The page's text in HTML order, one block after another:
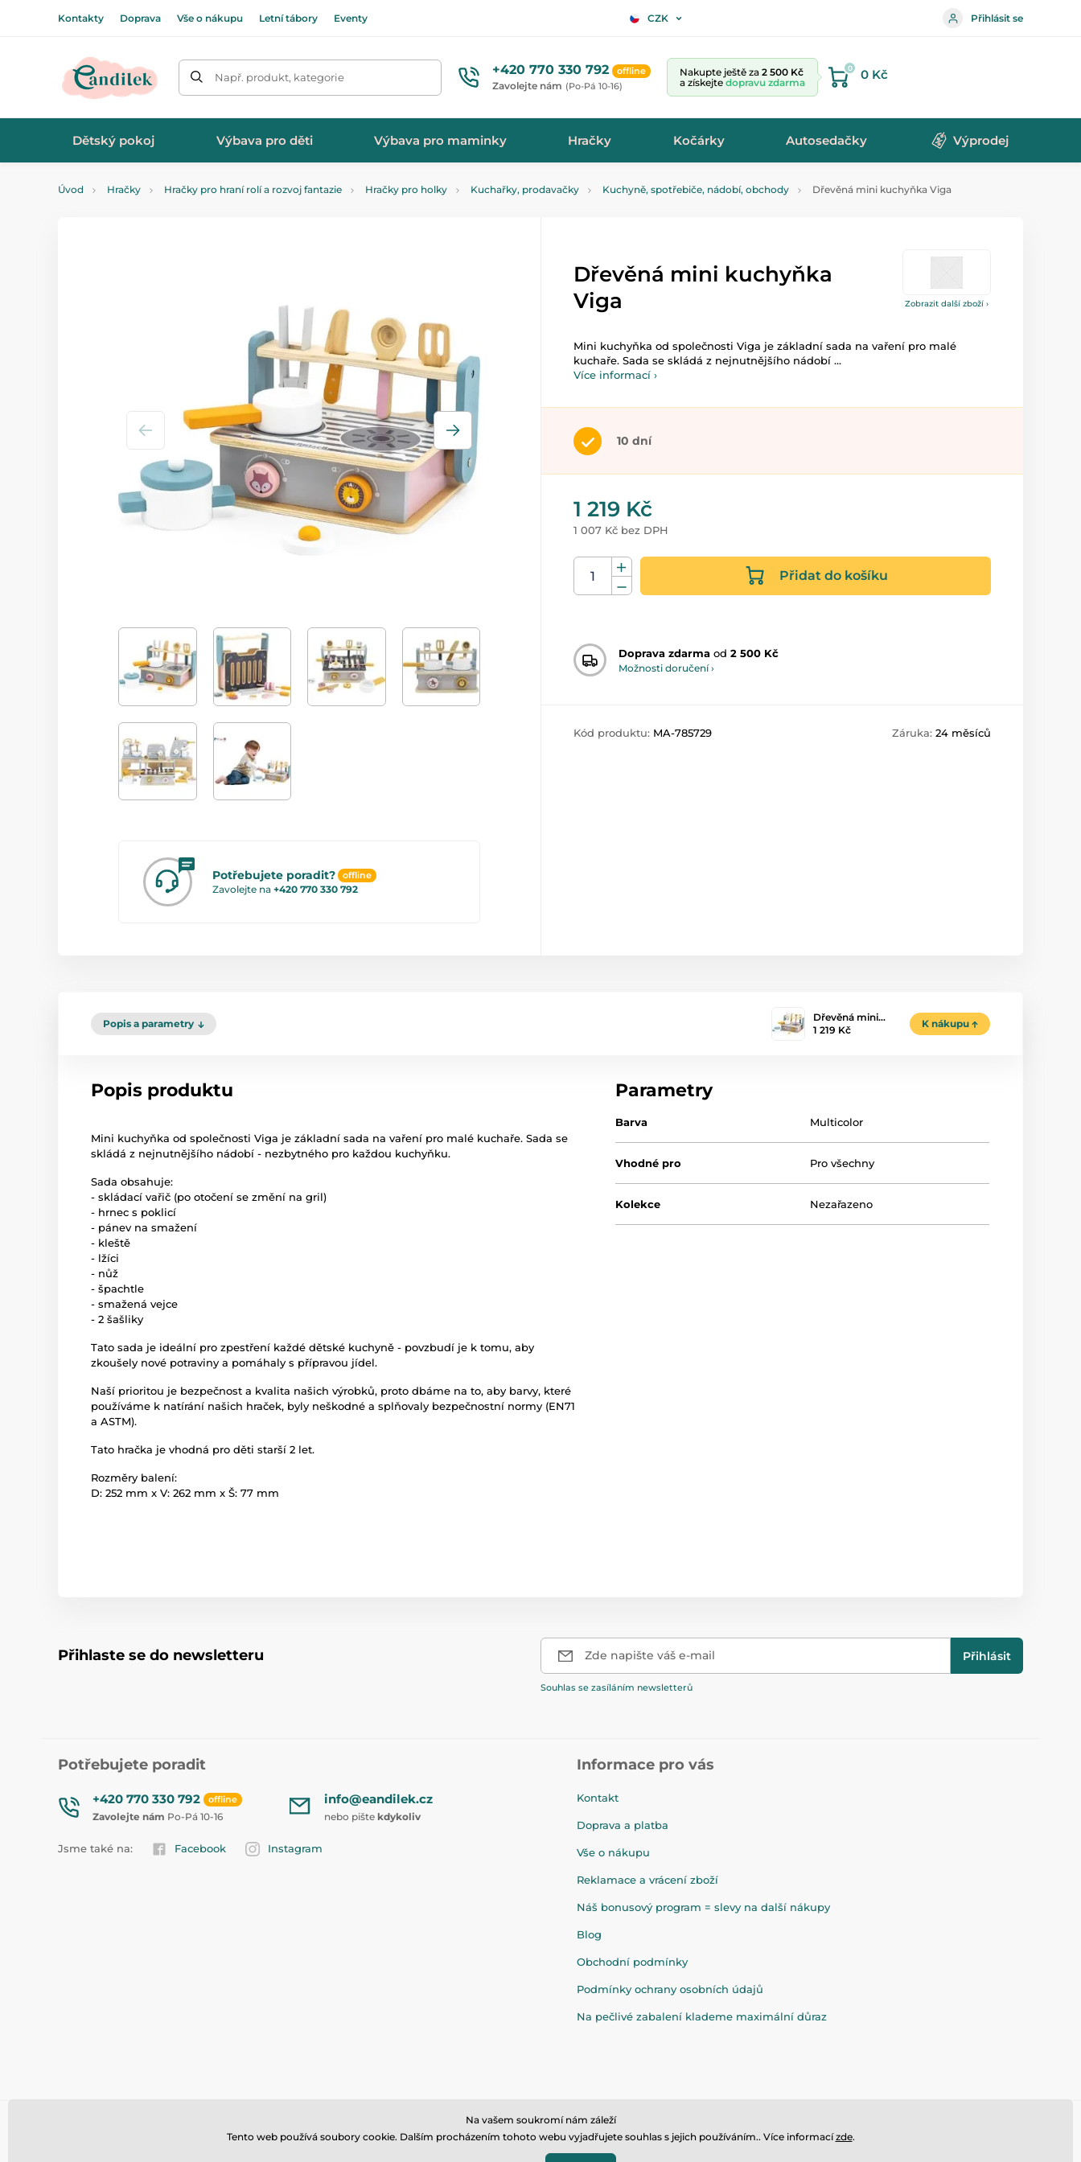
Kontakty Doprava Vše o nákupu Letní tábory Eventy CZK Přihlásit se
Např. produkt, kategorie +420 770 330 792 offline
Zavolejte nám (Po-Pá 10-16)
Nakupte ještě za 2 500 Kč
a získejte dopravu zdarma
0 0 Kč
Dětský pokoj Výbava pro děti Výbava pro maminky Hračky Kočárky Autosedačky Výprodej
Úvod Hračky Hračky pro hraní rolí a rozvoj fantazie Hračky pro holky Kuchařky, prodavačky Kuchyně, spotřebiče, nádobí, obchody Dřevěná mini kuchyňka Viga
Zobrazit další zboží ›
Potřebujete poradit? offline
Zavolejte na +420 770 330 792
Dřevěná mini kuchyňka
Viga
Mini kuchyňka od společnosti Viga je základní sada na vaření pro malé
kuchaře. Sada se skládá z nejnutnějšího nádobí ...
Více informací ›
10 dní
1 219 Kč
1 007 Kč bez DPH
Přidat do košíku
Doprava zdarma od 2 500 Kč
Možnosti doručení ›
Kód produktu: MA-785729 Záruka: 24 měsíců
Popis a parametry
Dřevěná mini…
1 219 Kč
K nákupu
Popis produktu
Mini kuchyňka od společnosti Viga je základní sada na vaření pro malé kuchaře. Sada se
skládá z nejnutnějšího nádobí - nezbytného pro každou kuchyňku.
Sada obsahuje:
- skládací vařič (po otočení se změní na gril)
- hrnec s poklicí
- pánev na smažení
- kleště
- lžíci
- nůž
- špachtle
- smažená vejce
- 2 šašliky
Tato sada je ideální pro zpestření každé dětské kuchyně - povzbudí je k tomu, aby
zkoušely nové potraviny a pomáhaly s přípravou jídel.
Naší prioritou je bezpečnost a kvalita našich výrobků, proto dbáme na to, aby barvy, které
používáme k natírání našich hraček, byly neškodné a splňovaly bezpečnostní normy (EN71
a ASTM).
Tato hračka je vhodná pro děti starší 2 let.
Rozměry balení:
D: 252 mm x V: 262 mm x Š: 77 mm
Parametry
Barva Multicolor
Vhodné pro Pro všechny
Kolekce Nezařazeno
Přihlaste se do newsletteru Zde napište váš e-mail Přihlásit
Souhlas se zasíláním newsletterů
Potřebujete poradit
+420 770 330 792 offline
Zavolejte nám Po-Pá 10-16
info@eandilek.cz
nebo pište kdykoliv
Jsme také na: Facebook Instagram
Informace pro vás
Kontakt
Doprava a platba
Vše o nákupu
Reklamace a vrácení zboží
Náš bonusový program = slevy na další nákupy
Blog
Obchodní podmínky
Podmínky ochrany osobních údajů
Na pečlivé zabalení klademe maximální důraz
© 2026 www.eandilek.cz ⦁ E-shop vytvořilaSIMPLIA.cz
Na vašem soukromí nám záleží
Tento web používá soubory cookie. Dalším procházením tohoto webu vyjadřujete souhlas s jejich používáním.. Více informacízde.